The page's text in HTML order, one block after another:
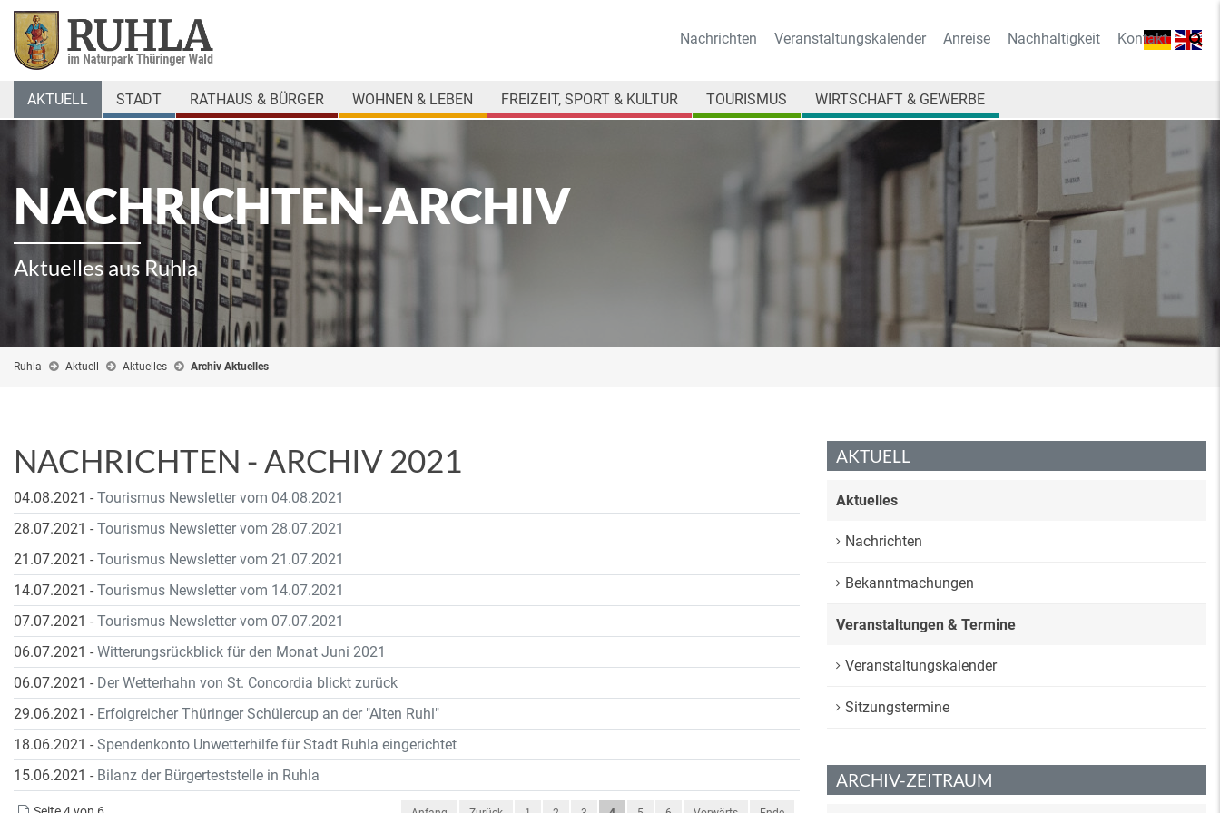
Nachrichten Veranstaltungskalender Anreise Nachhaltigkeit Kontakt
AKTUELL STADT RATHAUS & BÜRGER WOHNEN & LEBEN FREIZEIT, SPORT & KULTUR TOURISMUS WIRTSCHAFT & GEWERBE
NACHRICHTEN-ARCHIV
Aktuelles aus Ruhla
Ruhla Aktuell Aktuelles Archiv Aktuelles
NACHRICHTEN - ARCHIV 2021
04.08.2021 - Tourismus Newsletter vom 04.08.2021
28.07.2021 - Tourismus Newsletter vom 28.07.2021
21.07.2021 - Tourismus Newsletter vom 21.07.2021
14.07.2021 - Tourismus Newsletter vom 14.07.2021
07.07.2021 - Tourismus Newsletter vom 07.07.2021
06.07.2021 - Witterungsrückblick für den Monat Juni 2021
06.07.2021 - Der Wetterhahn von St. Concordia blickt zurück
29.06.2021 - Erfolgreicher Thüringer Schülercup an der "Alten Ruhl"
18.06.2021 - Spendenkonto Unwetterhilfe für Stadt Ruhla eingerichtet
15.06.2021 - Bilanz der Bürgerteststelle in Ruhla
AKTUELL
Aktuelles
Nachrichten
Bekanntmachungen
Veranstaltungen & Termine
Veranstaltungskalender
Sitzungstermine
ARCHIV-ZEITRAUM